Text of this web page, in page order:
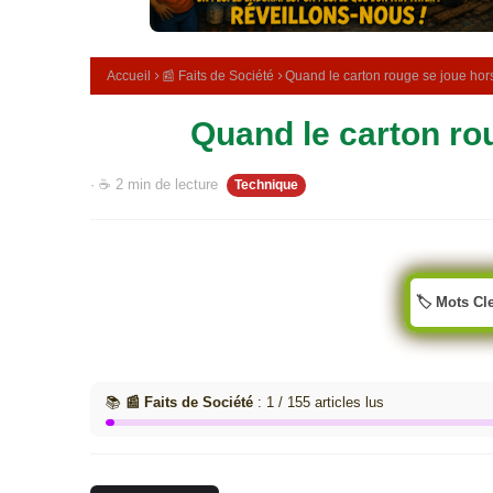
i
l
Accueil 📰 Faits de Société Quand le carton rouge se joue
Quand le carton
· ☕ 2 min de lecture Technique
🏷️ Mots
📚 📰 Faits de Société : 1 / 155 articles lus